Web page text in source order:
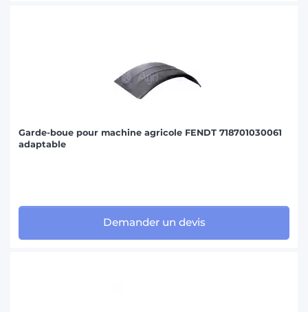
Garde-boue pour machine agricole FENDT 718701030061
adaptable
Demander un devis